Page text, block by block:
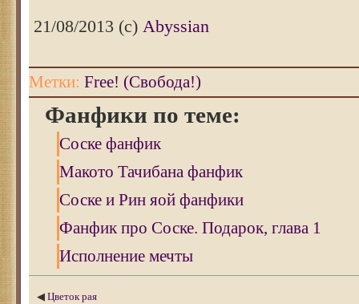
21/08/2013 (с) Abyssian
Метки: Free! (Свобода!)
Фанфики по теме:
Соске фанфик
Макото Тачибана фанфик
Соске и Рин яой фанфики
Фанфик про Соске. Подарок, глава 1
Исполнение мечты
◀ Цветок рая